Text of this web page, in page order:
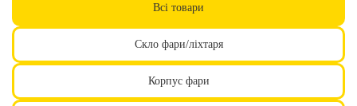
Всі товари
Скло фари/ліхтаря
Корпус фари